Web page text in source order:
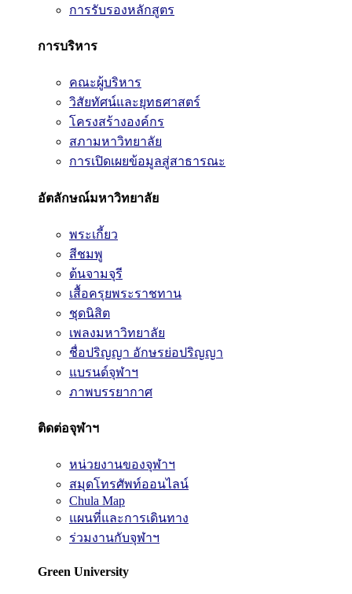
การรับรองหลักสูตร
การบริหาร
คณะผู้บริหาร
วิสัยทัศน์และยุทธศาสตร์
โครงสร้างองค์กร
สภามหาวิทยาลัย
การเปิดเผยข้อมูลสู่สาธารณะ
อัตลักษณ์มหาวิทยาลัย
พระเกี้ยว
สีชมพู
ต้นจามจุรี
เสื้อครุยพระราชทาน
ชุดนิสิต
เพลงมหาวิทยาลัย
ชื่อปริญญา อักษรย่อปริญญา
แบรนด์จุฬาฯ
ภาพบรรยากาศ
ติดต่อจุฬาฯ
หน่วยงานของจุฬาฯ
สมุดโทรศัพท์ออนไลน์
Chula Map
แผนที่และการเดินทาง
ร่วมงานกับจุฬาฯ
Green University